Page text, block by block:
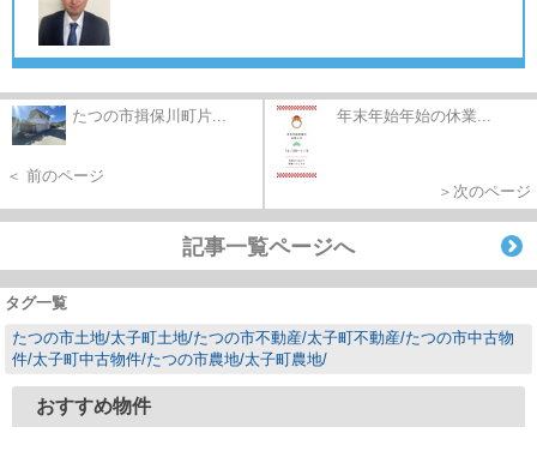
たつの市揖保川町片...
＜ 前のページ
年末年始年始の休業...
＞次のページ
記事一覧ページへ
タグ一覧
たつの市土地/太子町土地/たつの市不動産/太子町不動産/たつの市中古物
件/太子町中古物件/たつの市農地/太子町農地/
おすすめ物件